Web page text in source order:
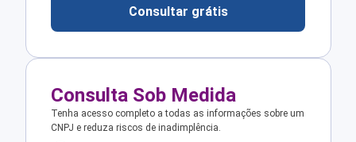
Consultar grátis
Consulta Sob Medida
Tenha acesso completo a todas as informações sobre um
CNPJ e reduza riscos de inadimplência.